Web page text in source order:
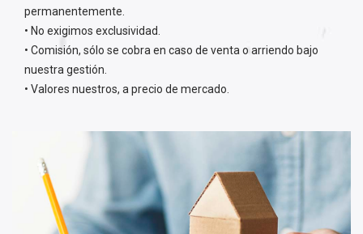
permanentemente.
• No exigimos exclusividad.
• Comisión, sólo se cobra en caso de venta o arriendo bajo
nuestra gestión.
• Valores nuestros, a precio de mercado.